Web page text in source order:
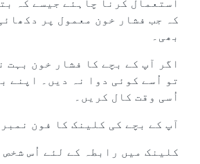
کہ جب فشار خون معمول پر
بھی۔
اگر آپ کے بچے کا فشار خون بہت
تو اُسے کوئی دوا نہ دیں۔ اپنے
اُسی وقت کال کریں۔
آپ کے بچے کی کلینک کا فون
کلینک میں رابطہ کے لئے اُس شخص